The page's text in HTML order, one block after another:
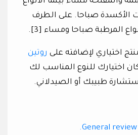
الأكسدة صباحا. على الطرف
المرطبة صباحا ومساء [3].
اختياري لإضافته على روتين
اختيارك للنوع المناسب لك
طبيبك أو الصيدلاني.
General